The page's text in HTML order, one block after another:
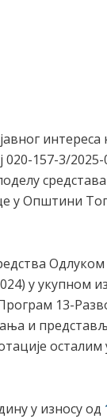
интереса
157-3/2025-
у Општини
у укупном
13-
и
у износу од